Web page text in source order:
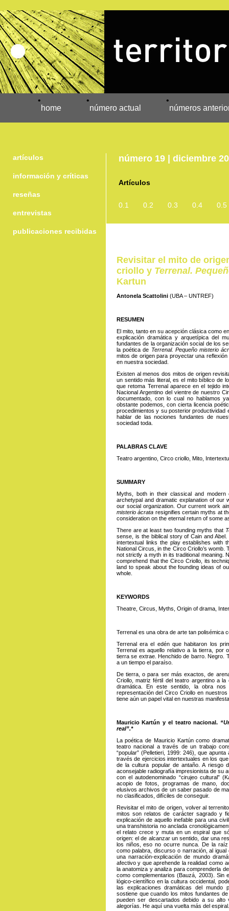
•
home
•
número actual
•
números
artículos
información y críticas
reseñas
entrevistas
publicaciones recibidas
número 19 | diciembre
Artículos
0.1 0.2 0.3 0.4 0.5
Revisitar el mito de
criollo y Terrenal.
Kartun
Antonela Scattolini (UBA – UNTREF)
RESUMEN
El mito, tanto en su acepción clásica como
explicación dramática y arquetípica del
fundantes de la organización social de los
la poética de Terrenal. Pequeño misterio
mitos de origen para proyectar una
en nuestra sociedad.
Existen al menos dos mitos de origen
un sentido más literal, es el mito bíblico de
que retoma Terrenal aparece en el tejido
Nacional Argentino del vientre de nuestro
documentado, con lo cual no hablamos
obstante podemos, con cierta licencia
procedimientos y su posterior
hablar de las nociones fundantes de
sociedad toda.
PALABRAS CLAVE
Teatro argentino, Circo criollo, Mito,
SUMMARY
Myths, both in their classical and
archetypal and dramatic explanation of our
our social organization. Our current work
misterio ácrata resignifies certain myths at
consideration on the eternal return of some
There are at least two founding myths that
sense, is the biblical story of Cain and
intertextual links the play establishes with
National Circus, in the Circo Criollo’s
not strictly a myth in its traditional meaning.
comprehend that the Circo Criollo, its
land to speak about the founding ideas of
whole.
KEYWORDS
Theatre, Circus, Myths, Origin of drama,
Terrenal es una obra de arte tan polisémica
Terrenal era el edén que habitaron los
Terrenal es aquello relativo a la tierra, por
tierra se extrae. Henchido de barro. Negro.
a un tiempo el paraíso.
De tierra, o para ser más exactos, de
Criollo, matriz fértil del teatro argentino a
dramática. En este sentido, la obra
representación del Circo Criollo en
tiene aún un papel vital en nuestras
Mauricio Kartún y el teatro nacional.
real”.*
La poética de Mauricio Kartún como
teatro nacional a través de un trabajo
“popular” (Pelletieri, 1999: 246), que
través de ejercicios intertextuales en los
de la cultura popular de antaño. A riesgo
aconsejable radiografía impresionista de su
con el autodenominado “cirujeo cultural”
acopio de fotos, programas de mano,
elusivos archivos de un saber pasado de
no clasificados, difíciles de conseguir.
Revisitar el mito de origen, volver al
mitos son relatos de carácter sagrado y
explicación de aquello inefable para una
una transhistoria no anclada
el relato crece y muta en un espiral que
origen: el de alcanzar un sentido, dar una
los niños, eso no ocurre nunca. De la
como palabra, discurso o narración, al
una narración-explicación de mundo
afectivo y que aprehende la realidad como
la anatomiza y analiza para comprenderla
como complementarios (Bauzá, 2003). Sin
lógico-científico en la cultura occidental,
las explicaciones dramáticas del mundo
sostiene que cuando los mitos fundantes
pueden ser descartados debido a su alto
alegorías. He aquí una vuelta más del espiral.